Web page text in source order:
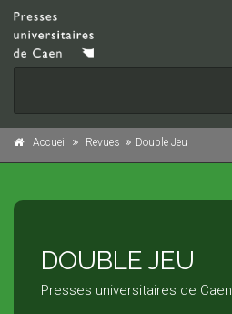
Accueil Revues Double Jeu
DOUBLE JEU
Presses universitaires de Caen